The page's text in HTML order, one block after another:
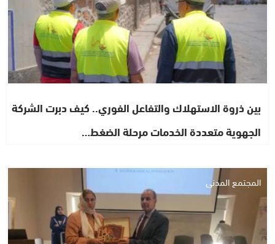
بين ذروة الاستهلاك والتفاعل الفوري.. كيف دبرت الشركة
الجهوية متعددة الخدمات مرحلة الضغط…
المجتمع المدني